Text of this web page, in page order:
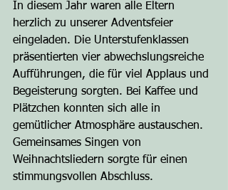
In diesem Jahr waren alle Eltern
herzlich zu unserer Adventsfeier
eingeladen. Die Unterstufenklassen
präsentierten vier abwechslungsreiche
Aufführungen, die für viel Applaus und
Begeisterung sorgten. Bei Kaffee und
Plätzchen konnten sich alle in
gemütlicher Atmosphäre austauschen.
Gemeinsames Singen von
Weihnachtsliedern sorgte für einen
stimmungsvollen Abschluss.